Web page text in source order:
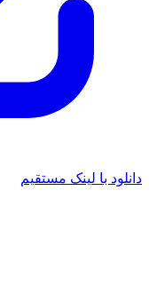
دانلود با لینک مستقیم